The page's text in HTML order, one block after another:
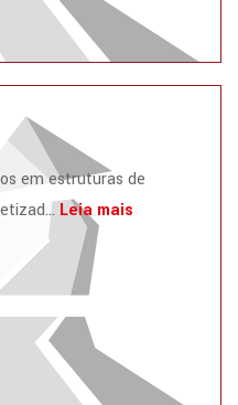
em estruturas de
Leia mais